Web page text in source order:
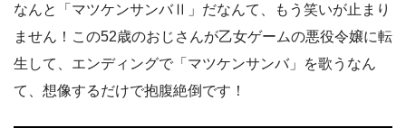
なんと「マツケンサンバⅡ」だなんて、もう笑いが止まり
ません！この52歳のおじさんが乙女ゲームの悪役令嬢に転
生して、エンディングで「マツケンサンバ」を歌うなん
て、想像するだけで抱腹絶倒です！